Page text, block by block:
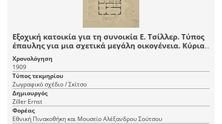
Εξοχική κατοικία για τη συνοικία Ε. Τσίλλερ. Τύπος
έπαυλης για μια σχετικά μεγάλη οικογένεια. Κύρια
όψη, κάτοψη ορόφου και κήπου
Χρονολόγηση
1909
Τύπος τεκμηρίου
Ζωγραφικό σχέδιο / Σκίτσο
Δημιουργός
Ziller Ernst
Φορέας
Εθνική Πινακοθήκη και Μουσείο Αλέξανδρου Σούτσου